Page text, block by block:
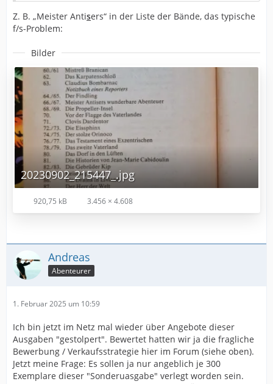
Z. B. „Meister Antisers“ in der Liste der Bände, das typische
f/s-Problem:
Bilder
20230902_215447_.jpg
920,75 kB 3.456 × 4.608
Andreas
Abenteurer
1. Februar 2025 um 10:59
Ich bin jetzt im Netz mal wieder über Angebote dieser
Ausgaben "gestolpert". Bewertet hatten wir ja die fragliche
Bewerbung / Verkaufsstrategie hier im Forum (siehe oben).
Jetzt meine Frage: Es sollen ja nur angeblich je 300
Exemplare dieser "Sonderuasgabe" verlegt worden sein.